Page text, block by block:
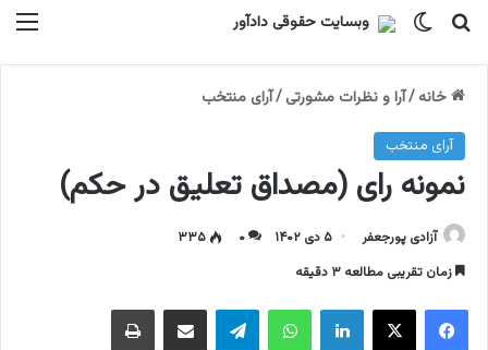
جستجو برایتغییر پوسته
خانه/آرا و نظرات مشورتی/آرای منتخب
آرای منتخب
نمونه رای (مصداق تعلیق در حکم)
آزادی پورجعفر ۵ دی ۱۴۰۲ ۰
۳۳۵
زمان تقریبی مطالعه ۳ دقیقه
فیسبوک ایکس لینکداین واتس آپ تلگرام اشتراک گذاری با ایمیل